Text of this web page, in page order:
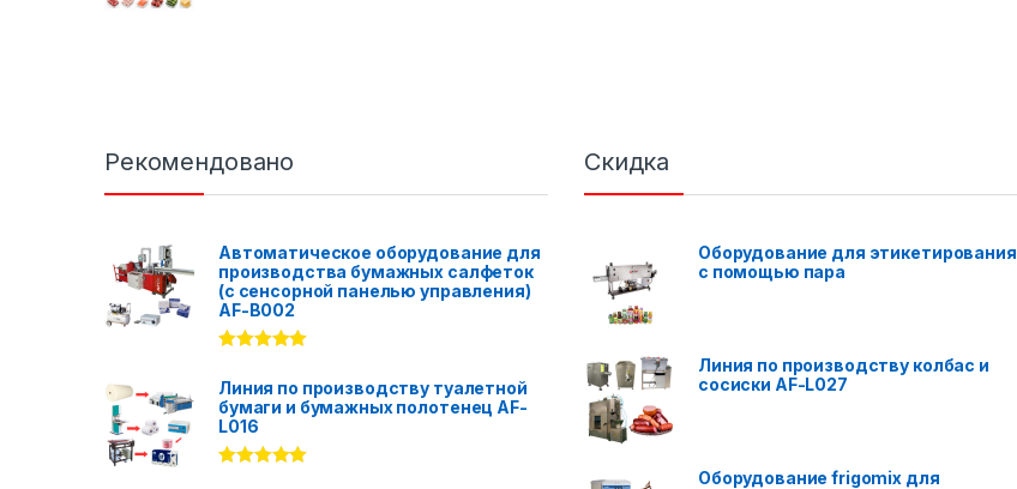
Рекомендовано
Автоматическое оборудование для
производства бумажных салфеток
(с сенсорной панелью управления)
AF-B002
out of 5
Линия по производству туалетной
бумаги и бумажных полотенец AF-
L016
Скидка
Оборудование для этикетирования
с помощью пара
Линия по производству колбас и
сосиски AF-L027
Оборудование frigomix для